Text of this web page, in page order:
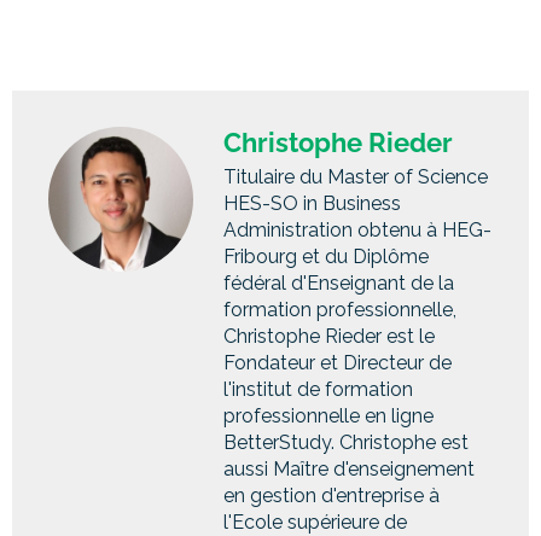
Christophe Rieder
Titulaire du Master of Science
HES-SO in Business
Administration obtenu à HEG-
Fribourg et du Diplôme
fédéral d'Enseignant de la
formation professionnelle,
Christophe Rieder est le
Fondateur et Directeur de
l'institut de formation
professionnelle en ligne
BetterStudy. Christophe est
aussi Maître d'enseignement
en gestion d'entreprise à
l'Ecole supérieure de